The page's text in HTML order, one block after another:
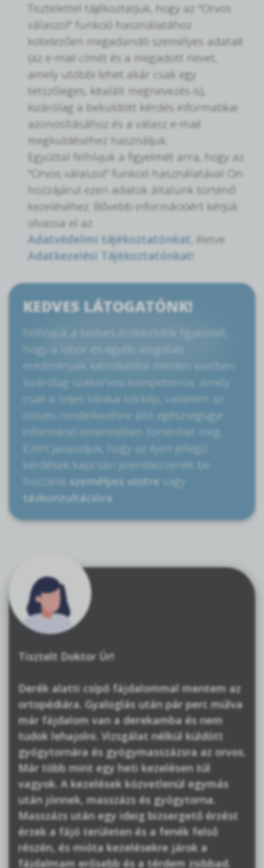
Tisztelettel tájékoztatjuk, hogy az "Orvos
válaszol" funkció használatához
kötelezően megadandó személyes adatait
(az e-mail címét és a megadott nevet,
amely utóbbi lehet akár csak egy
tetszőleges, kitalált megnevezés is),
kizárólag a beküldött kérdés informatikai
azonosításához és a válasz e-mail
megküldéséhez használjuk.
Egyúttal felhívjuk a figyelmét arra, hogy az
"Orvos válaszol" funkció használatával Ön
hozzájárul ezen adatok általunk történő
kezeléséhez. Bővebb információért kérjük
olvassa el az
Adatvédelmi tájékoztatónkat , illetve
Adatkezelési Tájékoztatónkat!
KEDVES LÁTOGATÓNK!
Felhívjuk a kedves érdeklődők figyelmét,
hogy a labor és egyéb vizsgálati
eredmények kiértékelése minden esetben
kizárólag szakorvosi kompetencia, amely
csak a teljes klinikai kórkép, valamint az
összes rendelkezésre álló egészségügyi
információ ismeretében történhet meg.
Ezért javasoljuk, hogy az ilyen jellegű
kérdések kapcsán jelentkezzenek be
hozzánk személyes vizitre vagy
távkonzultációra
Tisztelt Doktor Úr!
Derék alatti csípő fájdalommal mentem az
ortopédiára. Gyaloglás után pár perc múlva
már fájdalom van a derekamba és nem
tudok lehajolni. Vizsgálat nélkül küldött
gyógytornára és gyógymasszázsra az orvos.
Már több mint egy heti kezelésen túl
vagyok. A kezelések közvetlenül egymás
után jönnek, masszázs és gyógytorna.
Masszázs után egy ideig bizsergető érzést
érzek a fájó területen és a fenék felső
részén, és mióta kezelésekre járok a
fájdalmam erősebb és a térdem zsibbad.